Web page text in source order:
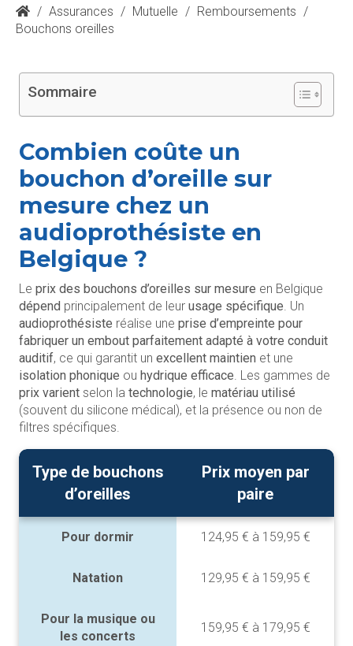
/ Assurances / Mutuelle / Remboursements /
Bouchons oreilles
Sommaire
Combien coûte un
bouchon d’oreille sur
mesure chez un
audioprothésiste en
Belgique ?
Le prix des bouchons d’oreilles sur mesure en Belgique
dépend principalement de leur usage spécifique . Un
audioprothésiste réalise une prise d’empreinte pour
fabriquer un embout parfaitement adapté à votre conduit
auditif, ce qui garantit un excellent maintien et une
isolation phonique ou hydrique efficace . Les gammes de
prix varient selon la technologie, le matériau utilisé
(souvent du silicone médical), et la présence ou non de
filtres spécifiques.
Type de bouchons
d’oreilles
Prix moyen par
paire
Pour dormir 124,95 € à 159,95 €
Natation 129,95 € à 159,95 €
Pour la musique ou
les concerts
159,95 € à 179,95 €